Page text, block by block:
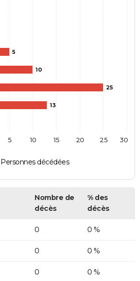
5
10
25
13
Personnes décédées
5 10 15 20 25 30
Nombre de
décès
% des
décès
0 0 %
0 0 %
0 0 %